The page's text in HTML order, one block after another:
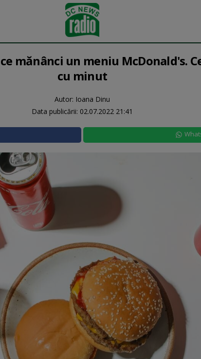
mănânci un meniu McDonald's.
cu minut
Autor: Ioana Dinu
Data publicării: 02.07.2022 21:41